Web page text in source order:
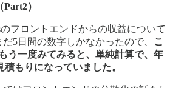
）
フロントエンドからの収益について
5日間の数字しかなかったので、
こ
う一度みてみると、単純計算で、年
積もりになっていました。